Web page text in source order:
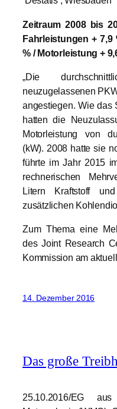
Zeitraum 2008 bis
Fahrleistungen +
% / Motorleistung +
„Die
neuzugelassenen
angestiegen. Wie das
hatten die
Motorleistung von
(kW). 2008 hatte sie
führte im Jahr 2015
rechnerischen
Litern Kraftstoff
zusätzlichen
Zum Thema eine
des Joint Research
Kommission am
14. Dezember 2016
Das große
25.10.2016/EG